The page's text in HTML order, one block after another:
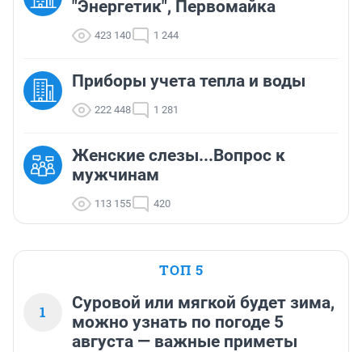
"Энергетик", Первомайка
423 140 1 244
Приборы учета тепла и воды
222 448 1 281
Женские слезы...Вопрос к
мужчинам
113 155 420
ТОП 5
1
Суровой или мягкой будет зима,
можно узнать по погоде 5
августа — важные приметы